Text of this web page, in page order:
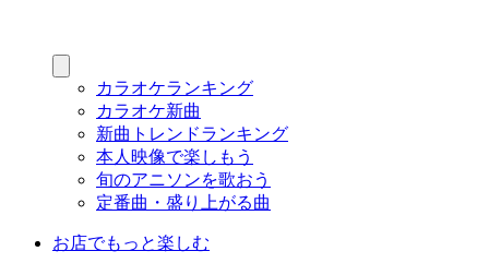
カラオケランキング
カラオケ新曲
新曲トレンドランキング
本人映像で楽しもう
旬のアニソンを歌おう
定番曲・盛り上がる曲
お店でもっと楽しむ